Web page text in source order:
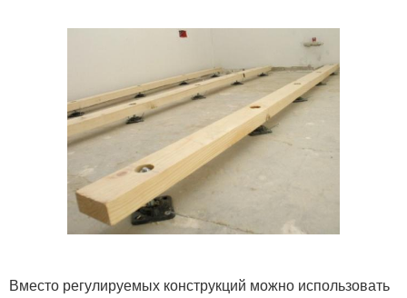
Вместо регулируемых конструкций можно использовать